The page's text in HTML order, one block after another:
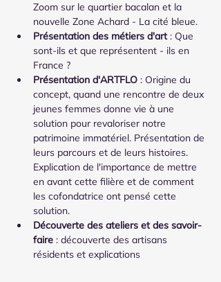
Zoom sur le quartier bacalan et la
nouvelle Zone Achard - La cité bleue.
Présentation des métiers d'art : Que
sont-ils et que représentent - ils en
France ?
Présentation d'ARTFLO : Origine du
concept, quand une rencontre de deux
jeunes femmes donne vie à une
solution pour revaloriser notre
patrimoine immatériel. Présentation de
leurs parcours et de leurs histoires.
Explication de l'importance de mettre
en avant cette filière et de comment
les cofondatrice ont pensé cette
solution.
Découverte des ateliers et des savoir-
faire : découverte des artisans
résidents et explications